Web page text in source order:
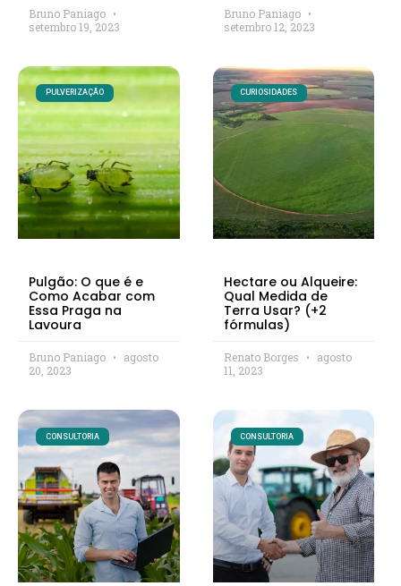
Bruno Paniago
setembro 19, 2023
Bruno Paniago
setembro 12, 2023
PULVERIZAÇÃO
Pulgão: O que é e
Como Acabar com
Essa Praga na
Lavoura
Bruno Paniago
agosto
20, 2023
CURIOSIDADES
Hectare ou Alqueire:
Qual Medida de
Terra Usar? (+2
fórmulas)
Renato Borges
agosto
11, 2023
CONSULTORIA CONSULTORIA